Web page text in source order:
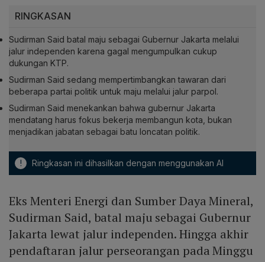
RINGKASAN
Sudirman Said batal maju sebagai Gubernur Jakarta melalui
jalur independen karena gagal mengumpulkan cukup
dukungan KTP.
Sudirman Said sedang mempertimbangkan tawaran dari
beberapa partai politik untuk maju melalui jalur parpol.
Sudirman Said menekankan bahwa gubernur Jakarta
mendatang harus fokus bekerja membangun kota, bukan
menjadikan jabatan sebagai batu loncatan politik.
! Ringkasan ini dihasilkan dengan menggunakan AI
Eks Menteri Energi dan Sumber Daya Mineral,
Sudirman Said, batal maju sebagai Gubernur
Jakarta lewat jalur independen. Hingga akhir
pendaftaran jalur perseorangan pada Minggu